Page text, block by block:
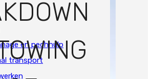
en pechhulp
transport